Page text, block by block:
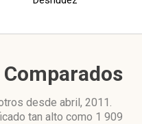
desde abril, 2011.
tan alto como 1 909